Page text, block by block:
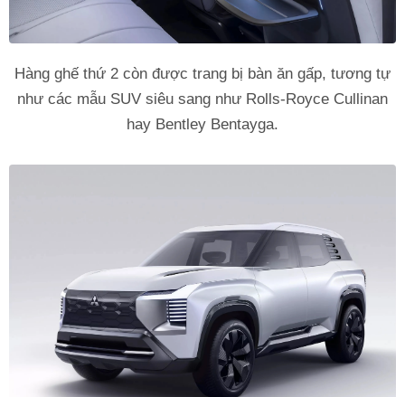
Hàng ghế thứ 2 còn được trang bị bàn ăn gấp, tương tự
như các mẫu SUV siêu sang như Rolls-Royce Cullinan
hay Bentley Bentayga.